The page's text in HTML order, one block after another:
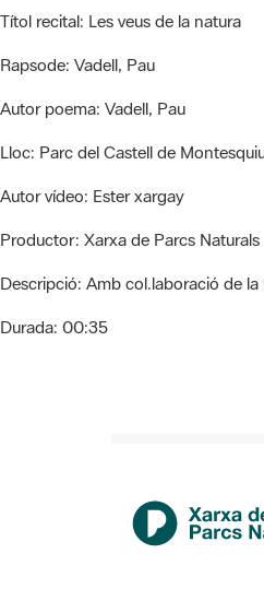
Títol recital: Les veus de la natura
Rapsode: Vadell, Pau
Autor poema: Vadell, Pau
Lloc: Parc del Castell de
Autor vídeo: Ester xargay
Productor: Xarxa de Parcs
Descripció: Amb col.laboració de la
Durada: 00:35